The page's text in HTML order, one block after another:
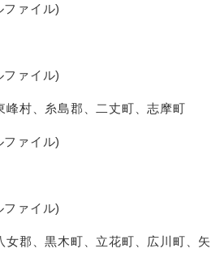
ファイル)
ファイル)
峰村、糸島郡、二丈町、志摩町
ファイル)
ファイル)
女郡、黒木町、立花町、広川町、矢